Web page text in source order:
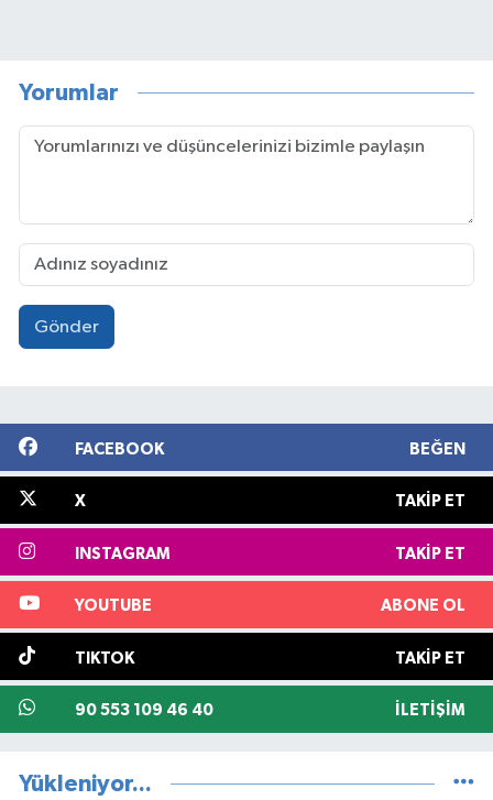
Yorumlar
Gönder
FACEBOOK BEĞEN
X TAKIP ET
INSTAGRAM TAKIP ET
YOUTUBE ABONE OL
TIKTOK TAKIP ET
90 553 109 46 40 İLETIŞIM
Yükleniyor...